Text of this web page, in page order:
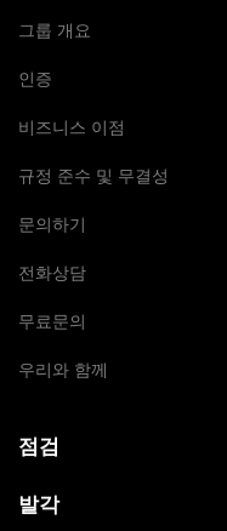
그룹 개요
인증
비즈니스 이점
규정 준수 및 무결성
문의하기
전화상담
무료문의
우리와 함께
점검
발각